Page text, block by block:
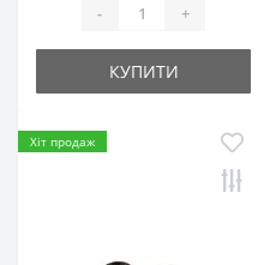
- +
КУПИТИ
Хіт продаж